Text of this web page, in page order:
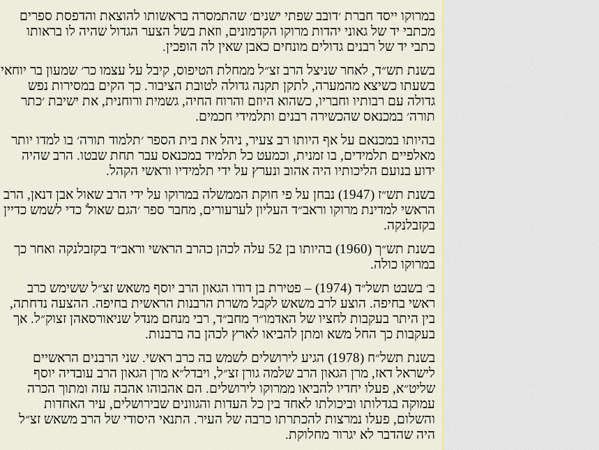
במרוקו ייסד חברת ׳דובב שפתי ישנים׳ שהתמסרה בראשותו להוצאת והדפסת ספרים
מכתבי יד של גאוני יהדות מרוקו הקדמונים, וזאת בשל הצער הגדול שהיה לו בראותו
כתבי יד של רבנים גדולים מונחים כאבן שאין לה הופכין.
בשנת תש״ד, לאחר שניצל הרב זצ״ל ממחלת הטיפוס, קיבל על עצמו כר׳ שמעון בר יוחאי
בשעתו כשיצא מהמערה, לתקן תקנה גדולה לטובת הציבור. כך הקים במסירות נפש
גדולה עם רבותיו וחבריו, כשהוא היוזם והרוח החיה, גשמית ורוחנית, את ישיבת ׳כתר
תורה׳ במכנאס שהכשירה רבנים ותלמידי חכמים.
בהיותו במכנאם על אף היותו רב צעיר, ניהל את בית הספר ׳תלמוד תורה׳ בו למדו יותר
מאלפיים תלמידים, בו זמנית, וכמעט כל תלמיד במכנאס עבר תחת שבטו. הרב שהיה
ידוע בנועם הליכותיו היה אהוב ונערץ על ידי תלמידיו וראשי הקהל.
בשנת תש״ז (1947) נבחן על פי חוקת הממשלה במרוקו על ידי הרב שאול אבן דנאן, הרב
הראשי למדינת מרוקו וראב״ד העליון לערעורים, מחבר ספר ׳הגם שאול' כדי לשמש כדיין
בקזבלנקה.
בשנת תש״ך (1960) בהיותו בן 52 עלה לכהן כהרב הראשי וראב״ד בקזבלנקה ואחר כך
במרוקו כולה.
ב׳ בשבט תשל״ד (1974) – פטירת בן דודו הגאון הרב יוסף משאש זצ״ל ששימש כרב
ראשי בחיפה. הוצע לרב משאש לקבל משרת הרבנות הראשית בחיפה. ההצעה נדחתה,
בין היתר בעקבות לחציו של האדמו״ר מחב״ד, רבי מנחם מנדל שניאורסאהן זצוק״ל. אך
בעקבות כך החל משא ומתן להביאו לארץ לכהן בה ברבנות.
בשנת תשל״ח (1978) הגיע לירושלים לשמש בה כרב ראשי. שני הרבנים הראשיים
לישראל דאז, מרן הגאון הרב שלמה גורן זצ״ל, ויבדל״א מרן הגאון הרב עובדיה יוסף
שליט״א, פעלו יחדיו להביאו ממרוקו לירושלים. הם אהבוהו אהבה עזה ומתוך הכרה
עמוקה בגדלותו וביכולתו לאחד בין כל העדות והגוונים שבירושלים, עיר האחדות
והשלום, פעלו נמרצות להכתרתו כרבה של העיר. התנאי היסודי של הרב משאש זצ״ל
היה שהדבר לא יגרור מחלוקת.